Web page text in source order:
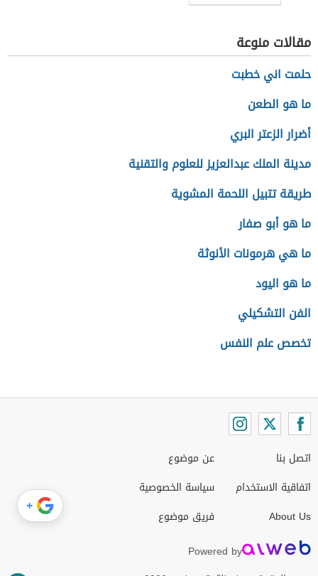
العلاقات الدولية
مقالات منوعة
حلمت اني خطبت
ما هو الطعن
أضرار الزعتر البري
مدينة الملك عبدالعزيز للعلوم والتقنية
طريقة تتبيل اللحمة المشوية
ما هو أبو صفار
ما هي هرمونات الأنوثة
ما هو اليود
الفن التشكيلي
تخصص علم النفس
اتصل بنا
اتفاقية الاستخدام
About Us
عن موضوع
سياسة الخصوصية
فريق موضوع
Powered by
+